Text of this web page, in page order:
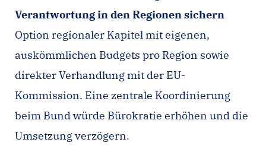
Verantwortung in den Regionen sichern
Option regionaler Kapitel mit eigenen,
auskömmlichen Budgets pro Region sowie
direkter Verhandlung mit der EU-
Kommission. Eine zentrale Koordinierung
beim Bund würde Bürokratie erhöhen und die
Umsetzung verzögern.